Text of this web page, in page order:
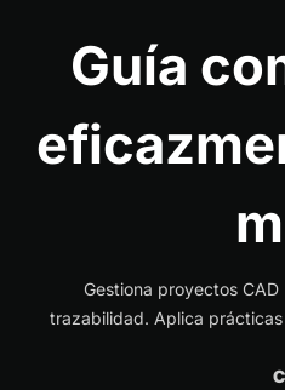
Guía
Gestiona proyectos
trazabilidad. Aplica